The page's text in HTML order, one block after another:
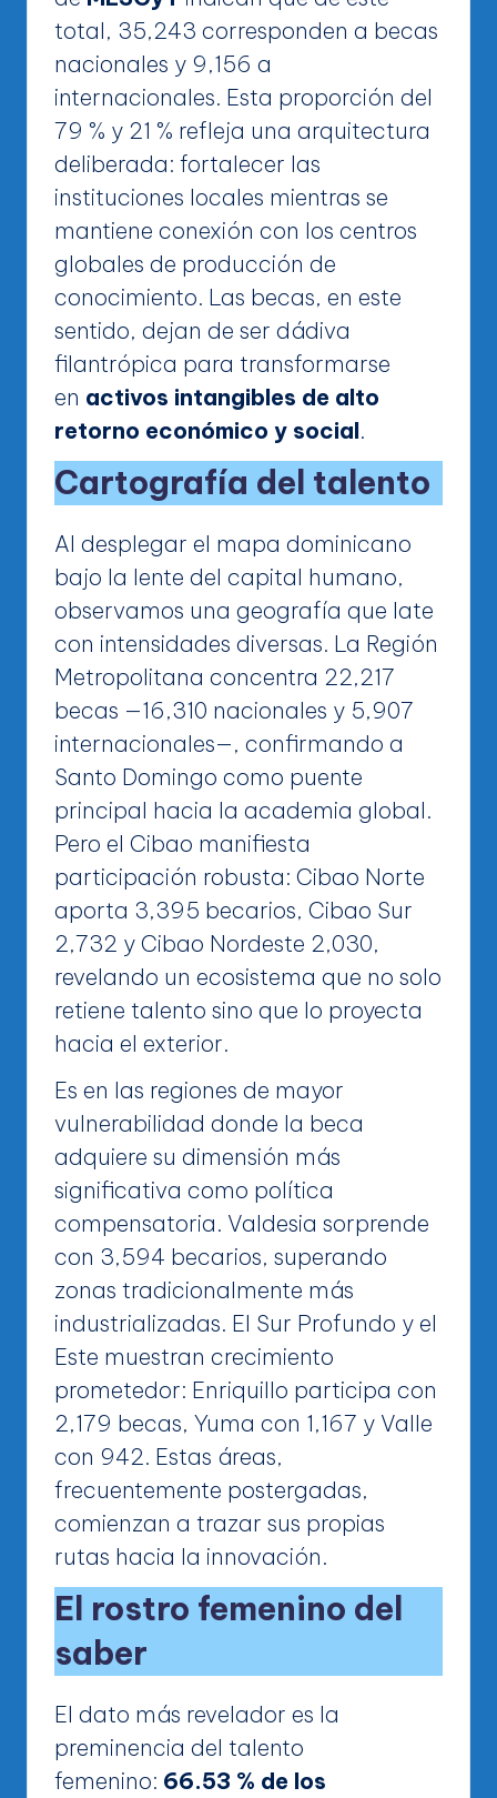
total, 35,243 corresponden a becas
nacionales y 9,156 a
internacionales. Esta proporción del
79 % y 21 % refleja una arquitectura
deliberada: fortalecer las
instituciones locales mientras se
mantiene conexión con los centros
globales de producción de
conocimiento. Las becas, en este
sentido, dejan de ser dádiva
filantrópica para transformarse
en activos intangibles de alto
retorno económico y social.
Cartografía del talento
Al desplegar el mapa dominicano
bajo la lente del capital humano,
observamos una geografía que late
con intensidades diversas. La Región
Metropolitana concentra 22,217
becas —16,310 nacionales y 5,907
internacionales—, confirmando a
Santo Domingo como puente
principal hacia la academia global.
Pero el Cibao manifiesta
participación robusta: Cibao Norte
aporta 3,395 becarios, Cibao Sur
2,732 y Cibao Nordeste 2,030,
revelando un ecosistema que no solo
retiene talento sino que lo proyecta
hacia el exterior.
Es en las regiones de mayor
vulnerabilidad donde la beca
adquiere su dimensión más
significativa como política
compensatoria. Valdesia sorprende
con 3,594 becarios, superando
zonas tradicionalmente más
industrializadas. El Sur Profundo y el
Este muestran crecimiento
prometedor: Enriquillo participa con
2,179 becas, Yuma con 1,167 y Valle
con 942. Estas áreas,
frecuentemente postergadas,
comienzan a trazar sus propias
rutas hacia la innovación.
El rostro femenino del
saber
El dato más revelador es la
preminencia del talento
femenino: 66.53 % de los